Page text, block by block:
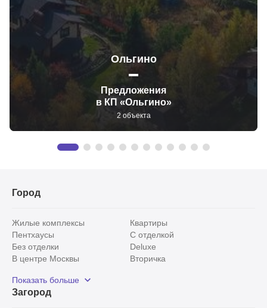
Ольгино
Предложения
в КП «Ольгино»
2 объекта
Город
Жилые комплексы
Квартиры
Пентхаусы
С отделкой
Без отделки
Deluxe
В центре Москвы
Вторичка
Рядом с парком
С панорамными окнами
Показать больше
Загород